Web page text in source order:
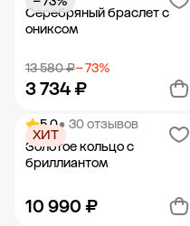
Добавить в корзину
Серебряный браслет с
ониксом
13 580 ₽− 73%
3 734 ₽
Добавить в корзину
5.0• 30 отзывов
Золотое кольцо с
бриллиантом
10 990 ₽
ХИТ